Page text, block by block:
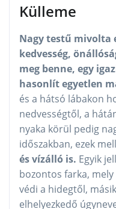
Külleme
Nagy testű mivolta
kedvesség,
meg benne, egy
hasonlít egyetlen
és a hátsó lábakon
nedvességtől, a
nyaka körül pedig
időszakban, ezek
és vízálló is. Egyik
bozontos farka,
védi a hidegtől,
elhelyezkedő